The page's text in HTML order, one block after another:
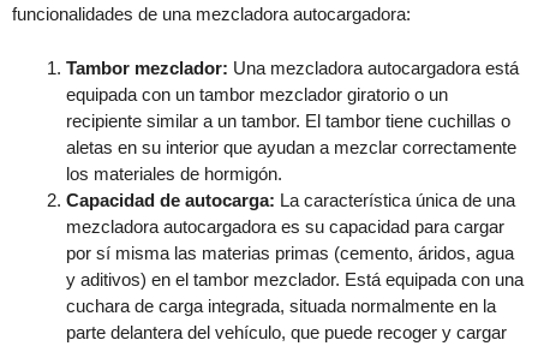
funcionalidades de una mezcladora autocargadora:
Tambor mezclador: Una mezcladora autocargadora está
equipada con un tambor mezclador giratorio o un
recipiente similar a un tambor. El tambor tiene cuchillas o
aletas en su interior que ayudan a mezclar correctamente
los materiales de hormigón.
Capacidad de autocarga: La característica única de una
mezcladora autocargadora es su capacidad para cargar
por sí misma las materias primas (cemento, áridos, agua
y aditivos) en el tambor mezclador. Está equipada con una
cuchara de carga integrada, situada normalmente en la
parte delantera del vehículo, que puede recoger y cargar